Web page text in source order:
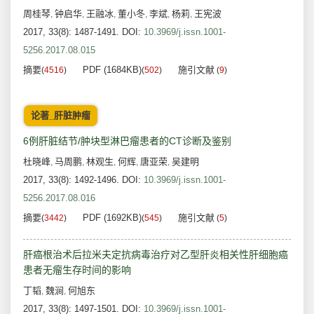
周桂琴, 钟启华, 王融冰, 董小冬, 李斌, 杨莉, 王宪波
2017, 33(8): 1487-1491. DOI: 10.3969/j.issn.1001-
5256.2017.08.015
摘要(4516) PDF (1684KB)(502) 施引文献 (9)
论著_肝脏肿瘤
6例肝脏结节/肿块型淋巴瘤患者的CT诊断及鉴别
杜晓峰, 马周鹏, 林观生, 何辉, 唐亚荣, 吴建明
2017, 33(8): 1492-1496. DOI: 10.3969/j.issn.1001-
5256.2017.08.016
摘要(3442) PDF (1692KB)(545) 施引文献 (5)
肝癌根治术后拉米夫定抗病毒治疗对乙型肝炎相关性肝细胞癌
患者无瘤生存时间的影响
丁韬, 魏涧 , 何旭东
2017, 33(8): 1497-1501. DOI: 10.3969/j.issn.1001-